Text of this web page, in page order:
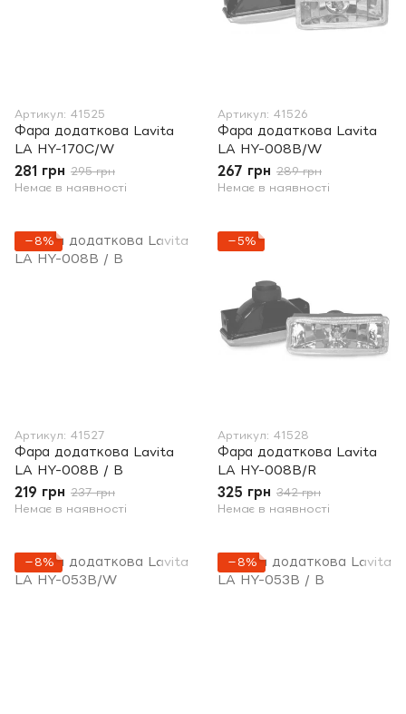
Артикул: 41525
Фара додаткова Lavita
LA HY-170C/W
281 грн 295 грн
Немає в наявності
Артикул: 41526
Фара додаткова Lavita
LA HY-008B/W
267 грн 289 грн
Немає в наявності
−8%
Артикул: 41527
Фара додаткова Lavita
LA HY-008B / B
219 грн 237 грн
Немає в наявності
−5%
Артикул: 41528
Фара додаткова Lavita
LA HY-008B/R
325 грн 342 грн
Немає в наявності
−8% −8%